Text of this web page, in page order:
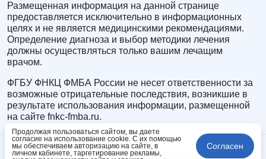
Размещенная информация на данной странице
предоставляется исключительно в информационных
целях и не является медицинскими рекомендациями.
Определение диагноза и выбор методики лечения
должны осуществляться только вашим лечащим
врачом.
ФГБУ ФНКЦ ФМБА России не несет ответственности за
возможные отрицательные последствия, возникшие в
результате использования информации, размещенной
на сайте fnkc-fmba.ru.
Продолжая пользоваться сайтом, вы даете
согласие на использование cookie. С их помощью
мы обеспечиваем авторизацию на сайте, в
личном кабинете, таргетирование рекламы,
Согласен